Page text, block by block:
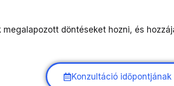
döntéseket hozni, és
Konzultáció